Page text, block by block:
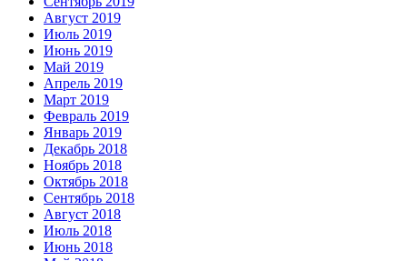
Август 2019
Июль 2019
Июнь 2019
Май 2019
Апрель 2019
Март 2019
Февраль 2019
Январь 2019
Декабрь 2018
Ноябрь 2018
Октябрь 2018
Сентябрь 2018
Август 2018
Июль 2018
Июнь 2018